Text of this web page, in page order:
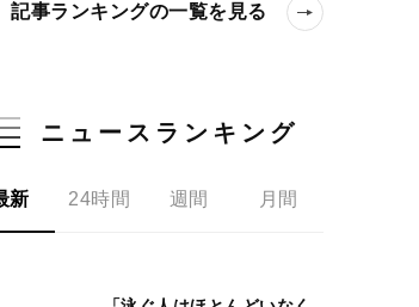
記事ランキングの一覧を見る
ニュースランキング
新 24時間 週間 月間